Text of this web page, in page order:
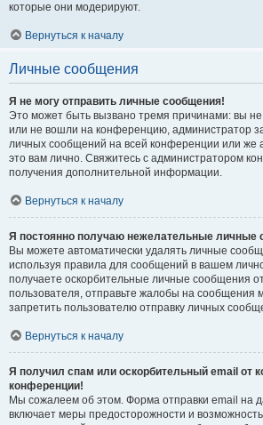
которые они модерируют.
Вернуться к началу
Личные сообщения
Я не могу отправить личные сообщения!
Это может быть вызвано тремя причинами: вы
или не вошли на конференцию, администратор
личных сообщений на всей конференции или же
это вам лично. Свяжитесь с администратором
получения дополнительной информации.
Вернуться к началу
Я постоянно получаю нежелательные личные
Вы можете автоматически удалять личные
используя правила для сообщений в вашем
получаете оскорбительные личные сообщения
пользователя, отправьте жалобы на сообщения
запретить пользователю отправку личных
Вернуться к началу
Я получил спам или оскорбительный email от
конференции!
Мы сожалеем об этом. Форма отправки email на
включает меры предосторожности и